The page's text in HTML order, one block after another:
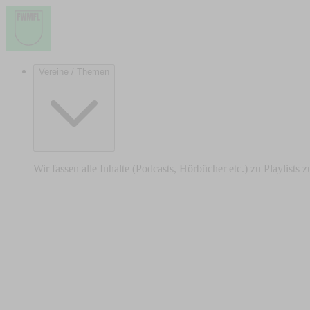
Vereine / Themen
Wir fassen alle Inhalte (Podcasts, Hörbücher etc.) zu Playlists